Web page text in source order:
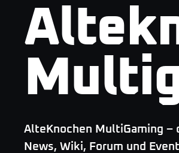
AlteKnochen MultiGaming –
News, Wiki, Forum und